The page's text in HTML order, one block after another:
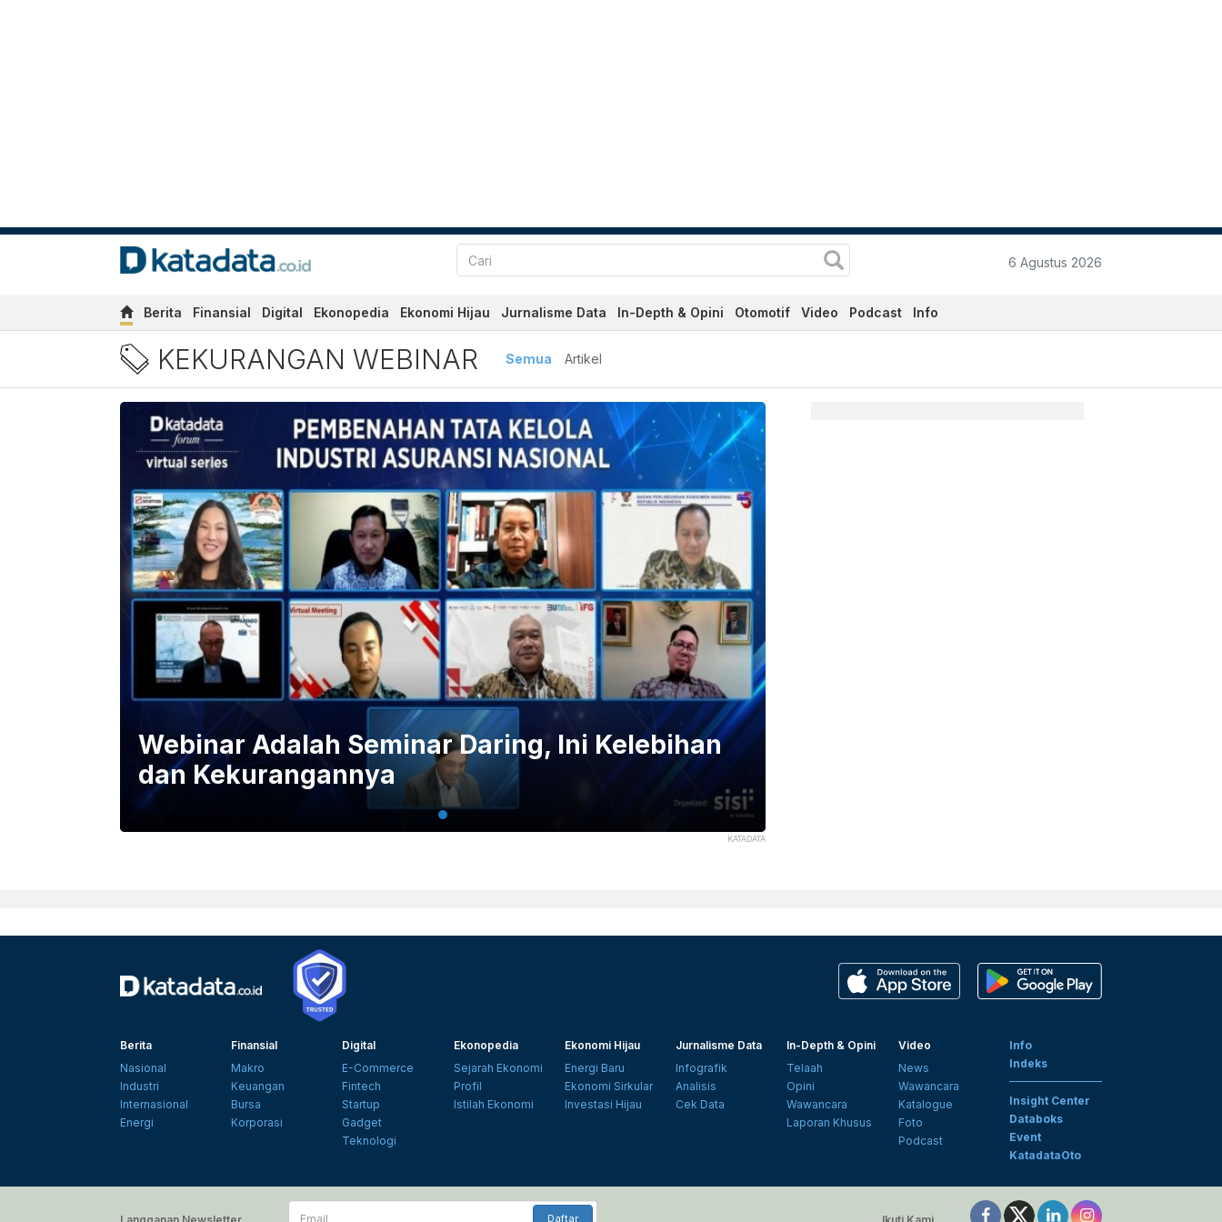
6 Agustus 2026
Berita Finansial Digital Ekonopedia Ekonomi Hijau Jurnalisme Data In-Depth & Opini Otomotif Video Podcast Info
Berita Kekurangan Webinar Terbaru dan Terkini Hari Ini - Katadata.co.id
KEKURANGAN WEBINAR Semua Artikel
KATADATA
Webinar Adalah Seminar Daring, Ini Kelebihan
dan Kekurangannya
Berita
Nasional
Industri
Internasional
Energi
Finansial
Makro
Keuangan
Bursa
Korporasi
Digital
E-Commerce
Fintech
Startup
Gadget
Teknologi
Ekonopedia
Sejarah Ekonomi
Profil
Istilah Ekonomi
Ekonomi Hijau
Energi Baru
Ekonomi Sirkular
Investasi Hijau
Jurnalisme Data
Infografik
Analisis
Cek Data
In-Depth & Opini
Telaah
Opini
Wawancara
Laporan Khusus
Video
News
Wawancara
Katalogue
Foto
Podcast
Info
Indeks
Insight Center
Databoks
Event
KatadataOto
Email
Daftar